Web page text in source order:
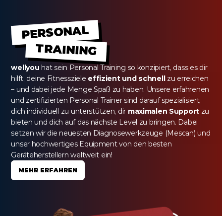
PERSONAL
TRAINING
wellyou hat sein Personal Training so konzipiert, dass es dir
hilft, deine Fitnessziele effizient und schnell zu erreichen
– und dabei jede Menge Spaß zu haben. Unsere erfahrenen
und zertifizierten Personal Trainer sind darauf spezialisiert,
dich individuell zu unterstützen, dir maximalen Support zu
bieten und dich auf das nächste Level zu bringen. Dabei
setzen wir die neuesten Diagnosewerkzeuge (Mescan) und
unser hochwertiges Equipment von den besten
Geräteherstellern weltweit ein!
MEHR ERFAHREN